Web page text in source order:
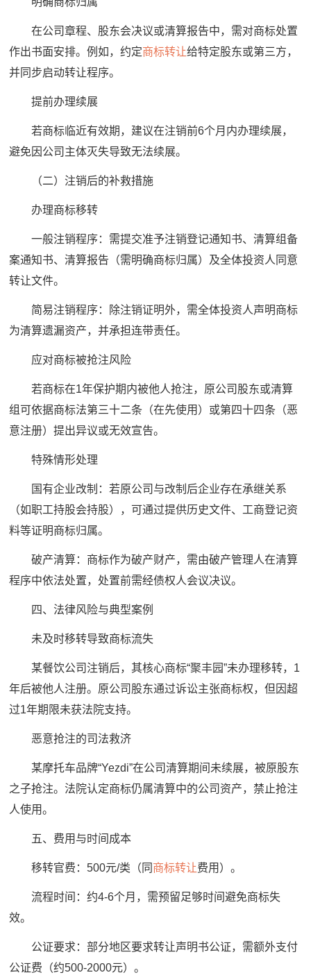
在公司章程、股东会决议或清算报告中，需对商标处置
作出书面安排。例如，约定商标转让给特定股东或第三方，
并同步启动转让程序。
提前办理续展
若商标临近有效期，建议在注销前6个月内办理续展，
避免因公司主体灭失导致无法续展。
（二）注销后的补救措施
办理商标移转
一般注销程序：需提交准予注销登记通知书、清算组备
案通知书、清算报告（需明确商标归属）及全体投资人同意
转让文件。
简易注销程序：除注销证明外，需全体投资人声明商标
为清算遗漏资产，并承担连带责任。
应对商标被抢注风险
若商标在1年保护期内被他人抢注，原公司股东或清算
组可依据商标法第三十二条（在先使用）或第四十四条（恶
意注册）提出异议或无效宣告。
特殊情形处理
国有企业改制：若原公司与改制后企业存在承继关系
（如职工持股会持股），可通过提供历史文件、工商登记资
料等证明商标归属。
破产清算：商标作为破产财产，需由破产管理人在清算
程序中依法处置，处置前需经债权人会议决议。
四、法律风险与典型案例
未及时移转导致商标流失
某餐饮公司注销后，其核心商标“聚丰园”未办理移转，1
年后被他人注册。原公司股东通过诉讼主张商标权，但因超
过1年期限未获法院支持。
恶意抢注的司法救济
某摩托车品牌“Yezdi”在公司清算期间未续展，被原股东
之子抢注。法院认定商标仍属清算中的公司资产，禁止抢注
人使用。
五、费用与时间成本
移转官费：500元/类（同 商标转让费用）。
流程时间：约4-6个月，需预留足够时间避免商标失
效。
公证要求：部分地区要求转让声明书公证，需额外支付
公证费（约500-2000元）。